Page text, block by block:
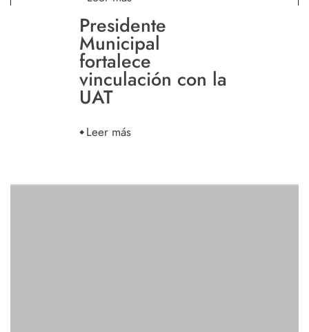
Presidente
Municipal
fortalece
vinculación con la
UAT
Leer más